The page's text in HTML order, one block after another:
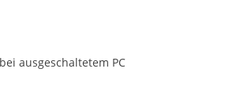
ausgeschaltetem PC